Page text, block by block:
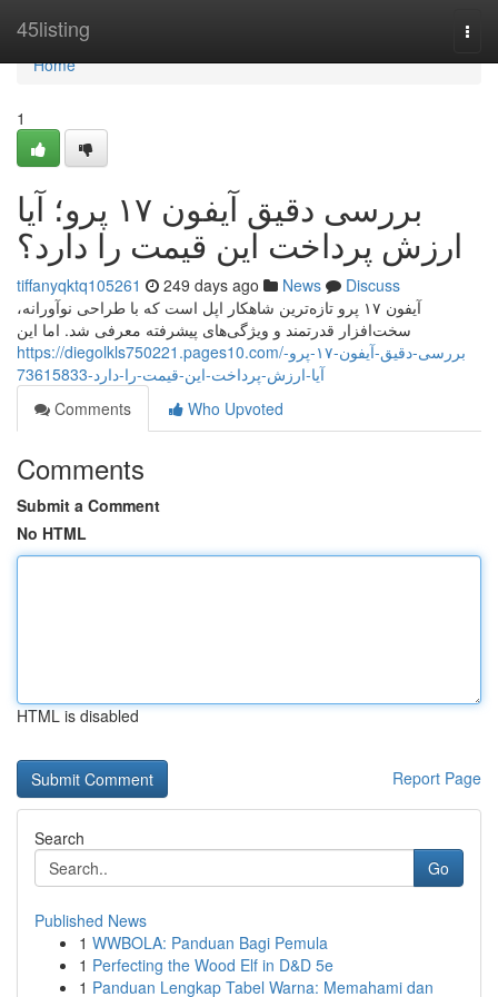
45listing
Home
Home
1
بررسی دقیق آیفون ۱۷ پرو؛ آیا
ارزش پرداخت این قیمت را دارد؟
tiffanyqktq105261 249 days ago News
Discuss
آیفون ۱۷ پرو تازه‌ترین شاهکار اپل است که با طراحی نوآورانه،
سخت‌افزار قدرتمند و ویژگی‌های پیشرفته معرفی شد. اما این
https://diegolkls750221.pages10.com/بررسی-دقیق-آیفون-۱۷-پرو-
آیا-ارزش-پرداخت-این-قیمت-را-دارد-73615833
Comments
Who Upvoted
Comments
Submit a Comment
No HTML
HTML is disabled
Report Page
Search
Go
Published News
1 WWBOLA: Panduan Bagi Pemula
1 Perfecting the Wood Elf in D&D 5e
1 Panduan Lengkap Tabel Warna: Memahami dan